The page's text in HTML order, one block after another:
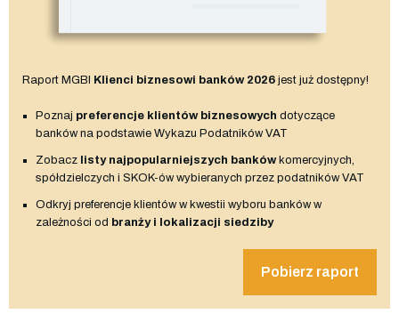
Raport MGBI Klienci biznesowi banków 2026 jest już dostępny!
Poznaj preferencje klientów biznesowych dotyczące
banków na podstawie Wykazu Podatników VAT
Zobacz listy najpopularniejszych bankówkomercyjnych,
spółdzielczych i SKOK-ów wybieranych przez podatników VAT
Odkryj preferencje klientów w kwestii wyboru banków w
zależności od branży i lokalizacji siedziby
Pobierz raport